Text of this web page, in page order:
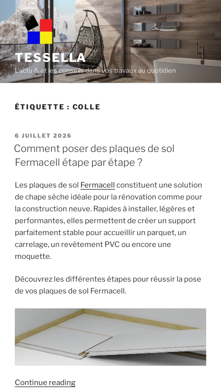
content
TESSELLA
L'actu & et les conseils dans vos travaux au quotidien
ÉTIQUETTE : COLLE
POSTED
ON
6 JUILLET 2026
Comment poser des plaques de sol
Fermacell étape par étape ?
Les plaques de sol Fermacell constituent une solution
de chape sèche idéale pour la rénovation comme pour
la construction neuve. Rapides à installer, légères et
performantes, elles permettent de créer un support
parfaitement stable pour accueillir un parquet, un
carrelage, un revêtement PVC ou encore une
moquette.
Découvrez les différentes étapes pour réussir la pose
de vos plaques de sol Fermacell.
Continue reading« Comment